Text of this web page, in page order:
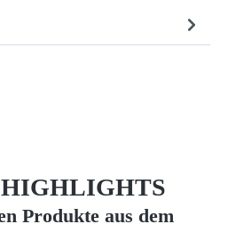
HIGHLIGHTS
Produkte aus dem